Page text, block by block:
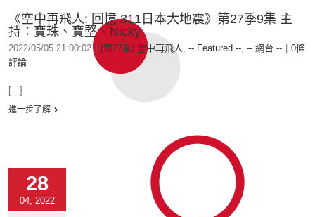
《空中再飛人: 回憶 311日本大地震》第27季9集 主
持：寶珠、寶堅、Nicky
2022/05/05 21:00:02 (第27季) 空中再飛人, -- Featured --, -- 網台 --
0條
評論
[...]
進一步了解
28
04, 2022